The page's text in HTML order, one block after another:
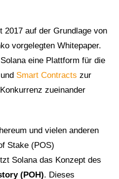
2017 auf der Grundlage von
vorgelegten Whitepaper.
eine Plattform für die
Smart Contracts zur
zueinander
und vielen anderen
Stake (POS)
Solana das Konzept des
(POH). Dieses